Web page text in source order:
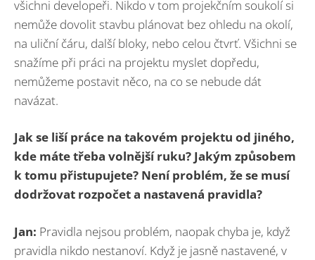
všichni developeři. Nikdo v tom projekčním soukolí si
nemůže dovolit stavbu plánovat bez ohledu na okolí,
na uliční čáru, další bloky, nebo celou čtvrť. Všichni se
snažíme při práci na projektu myslet dopředu,
nemůžeme postavit něco, na co se nebude dát
navázat.
Jak se liší práce na takovém projektu od jiného,
kde máte třeba volnější ruku? Jakým způsobem
k tomu přistupujete? Není problém, že se musí
dodržovat rozpočet a nastavená pravidla?
Jan: Pravidla nejsou problém, naopak chyba je, když
pravidla nikdo nestanoví. Když je jasně nastavené, v